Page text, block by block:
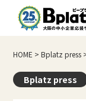
HOME >Bplatz press
Bplatz press